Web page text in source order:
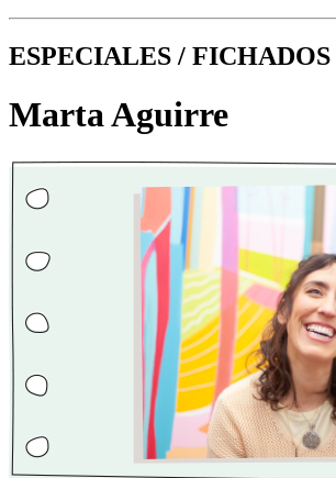
ESPECIALES / FICHADOS
Marta Aguirre